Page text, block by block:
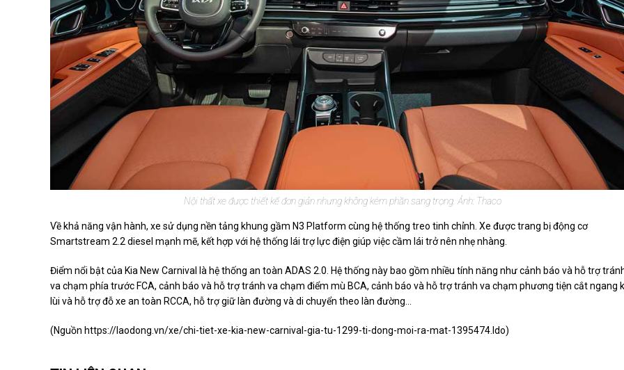
Nội thất xe được thiết kế đơn giản nhưng không kém phần sang trọng. Ảnh: Thaco
Về khả năng vận hành, xe sử dụng nền tảng khung gầm N3 Platform cùng hệ thống treo tinh chỉnh. Xe được trang bị động cơ
Smartstream 2.2 diesel mạnh mẽ, kết hợp với hệ thống lái trợ lực điện giúp việc cầm lái trở nên nhẹ nhàng.
Điểm nổi bật của Kia New Carnival là hệ thống an toàn ADAS 2.0. Hệ thống này bao gồm nhiều tính năng như cảnh báo và hỗ trợ
va chạm phía trước FCA, cảnh báo và hỗ trợ tránh va chạm điểm mù BCA, cảnh báo và hỗ trợ tránh va chạm phương tiện cắt ngang
lùi và hỗ trợ đỗ xe an toàn RCCA, hỗ trợ giữ làn đường và di chuyển theo làn đường...
(Nguồn https://laodong.vn/xe/chi-tiet-xe-kia-new-carnival-gia-tu-1299-ti-dong-moi-ra-mat-1395474.ldo)